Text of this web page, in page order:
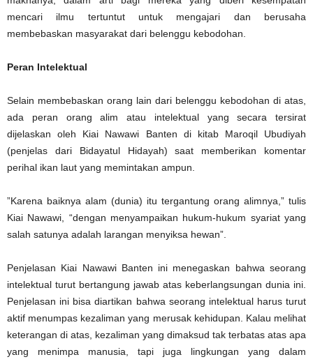
mencari ilmu tertuntut untuk mengajari dan berusaha
membebaskan masyarakat dari belenggu ‎kebodohan. ‎
Peran Intelektual
Selain membebaskan orang lain dari belenggu kebodohan di atas,
ada peran orang alim atau intelektual yang ‎secara tersirat
dijelaskan oleh Kiai Nawawi Banten di kitab Maroqil Ubudiyah
(penjelas dari Bidayatul Hidayah) saat ‎memberikan komentar
perihal ikan laut yang memintakan ampun. ‎
‎”Karena baiknya alam (dunia) itu tergantung orang alimnya,” tulis
Kiai Nawawi, “dengan menyampaikan hukum-‎hukum syariat yang
salah satunya adalah larangan menyiksa hewan”‎.
Penjelasan Kiai Nawawi Banten ini menegaskan bahwa seorang
intelektual turut bertangung jawab atas ‎keberlangsungan dunia ini.
Penjelasan ini bisa diartikan bahwa seorang intelektual harus turut
aktif menumpas ‎kezaliman yang merusak kehidupan. Kalau melihat
keterangan di atas, kezaliman yang dimaksud tak terbatas atas ‎apa
yang menimpa manusia, tapi juga lingkungan yang dalam